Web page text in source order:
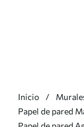
Inicio
Papel de pared